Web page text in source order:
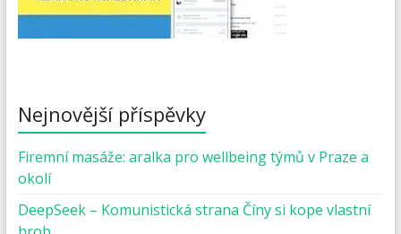
Nejnovější příspěvky
Firemní masáže: aralka pro wellbeing týmů v Praze a
okolí
DeepSeek – Komunistická strana Číny si kope vlastní